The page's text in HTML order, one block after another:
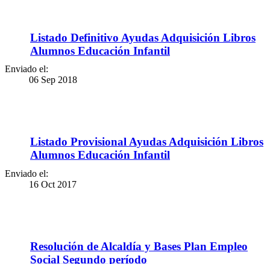
Listado Definitivo Ayudas Adquisición Libros
Alumnos Educación Infantil
Enviado el:
06 Sep 2018
Listado Provisional Ayudas Adquisición Libros
Alumnos Educación Infantil
Enviado el:
16 Oct 2017
Resolución de Alcaldía y Bases Plan Empleo
Social Segundo período